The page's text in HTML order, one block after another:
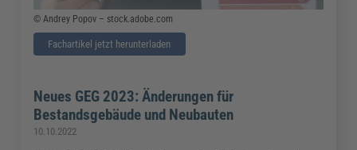
© Andrey Popov – stock.adobe.com
Fachartikel jetzt herunterladen
Neues GEG 2023: Änderungen für
Bestandsgebäude und Neubauten
10.10.2022